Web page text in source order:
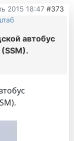
2015 18:47 #373
автобус